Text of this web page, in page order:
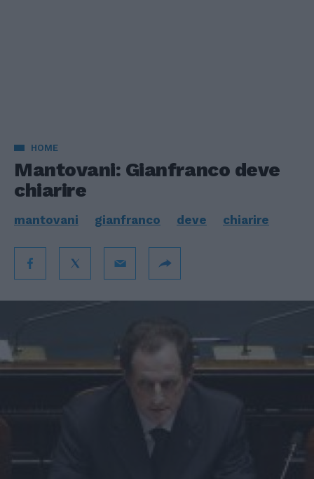
HOME
Mantovani: Gianfranco deve
chiarire
mantovani gianfranco deve chiarire